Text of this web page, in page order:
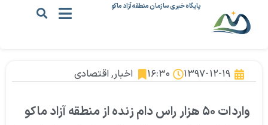
پایگاه خبری سازمان منطقه آزاد ماکو
۱۳۹۷-۱۲-۱۹ ۱۶:۳۰ اخبار, اقتصادی
واردات ۵۰ هزار راس دام زنده از منطقه آزاد ماکو